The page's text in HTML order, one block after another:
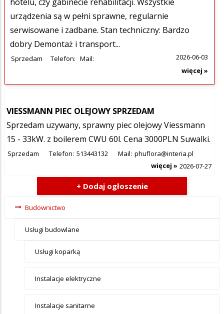
urządzenia są w pełni sprawne, regularnie
serwisowane i zadbane. Stan techniczny: Bardzo
dobry Demontaż i transport...
Sprzedam Telefon: Mail:
2026-06-03
więcej »
VIESSMANN PIEC OLEJOWY SPRZEDAM
Sprzedam uzywany, sprawny piec olejowy Viessmann
15 - 33kW. z boilerem CWU 60l. Cena 3000PLN Suwalki.
Sprzedam Telefon: 513443132 Mail: phuflora@interia.pl
2026-07-27
więcej »
+ Dodaj ogłoszenie
Ogłoszenia -
Budownictwo
Budownictwo
Usługi budowlane
Usługi koparką
Instalacje elektryczne
Instalacje sanitarne